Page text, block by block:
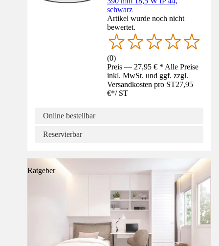
schwarz
Artikel wurde noch nicht
bewertet.
(0)
Preis — 27,95 € * Alle Preise
inkl. MwSt. und ggf. zzgl.
Versandkosten pro ST27,95
€*/ ST
Online bestellbar
Reservierbar
Ratgeber